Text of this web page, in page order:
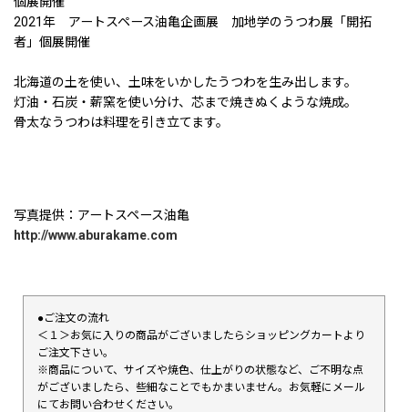
2021年 アートスペース油亀企画展 加地学のうつわ展「開拓
者」個展開催
北海道の土を使い、土味をいかしたうつわを生み出します。
灯油・石炭・薪窯を使い分け、芯まで焼きぬくような焼成。
骨太なうつわは料理を引き立てます。
写真提供：アートスペース油亀
http://www.aburakame.com
●ご注文の流れ
＜１＞お気に入りの商品がございましたらショッピングカートより
ご注文下さい。
※商品について、サイズや焼色、仕上がりの状態など、ご不明な点
がございましたら、些細なことでもかまいません。お気軽にメール
にてお問い合わせください。